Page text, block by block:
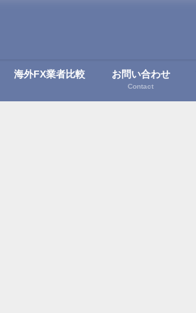
海外FX業者比較 お問い合わせ
Contact